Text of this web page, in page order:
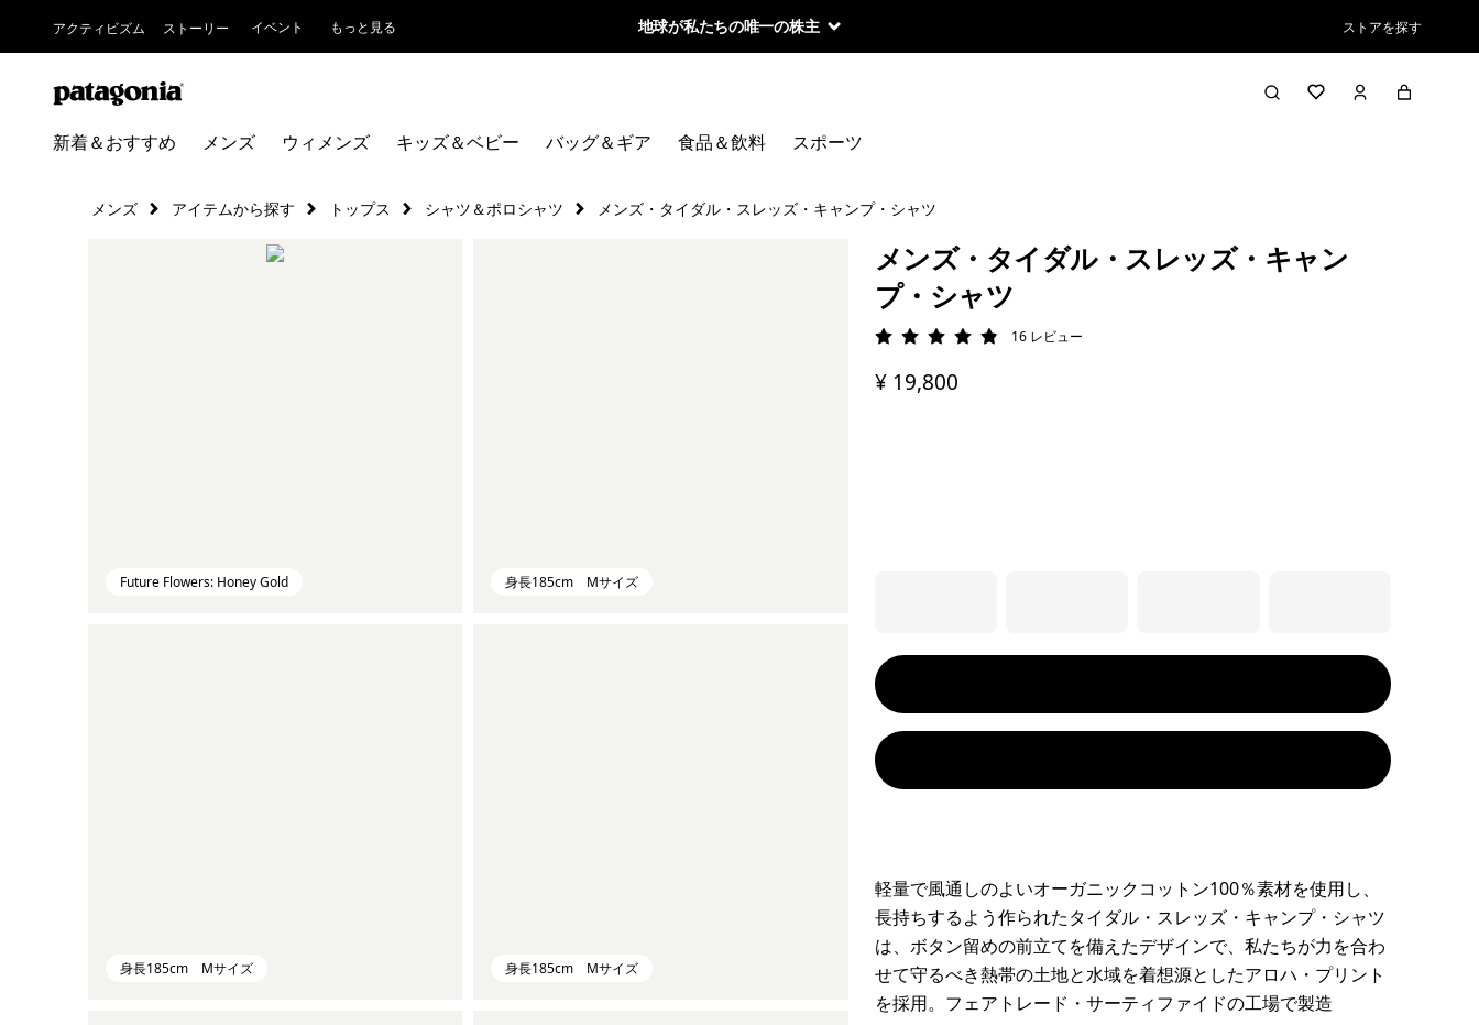
アクティビズム ストーリー イベント もっと見る 地球が私たちの唯一の株主 ストアを探す
新着＆おすすめ メンズ ウィメンズ キッズ＆ベビー バッグ＆ギア 食品＆飲料 スポーツ
メンズ アイテムから探す トップス シャツ＆ポロシャツ メンズ・タイダル・スレッズ・キャンプ・シャツ
Future Flowers: Honey Gold 身長185cm Mサイズ
身長185cm Mサイズ 身長185cm Mサイズ
メンズ・タイダル・スレッズ・キャン
プ・シャツ
評価: 4.9 / 5
16 レビュー
¥ 19,800
軽量で風通しのよいオーガニックコットン100％素材を使用し、
長持ちするよう作られたタイダル・スレッズ・キャンプ・シャツ
は、ボタン留めの前立てを備えたデザインで、私たちが力を合わ
せて守るべき熱帯の土地と水域を着想源としたアロハ・プリント
を採用。フェアトレード・サーティファイドの工場で製造